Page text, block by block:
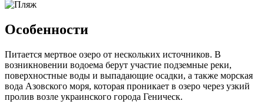
Особенности
Питается мертвое озеро от нескольких источников. В
возникновении водоема берут участие подземные реки,
поверхностные воды и выпадающие осадки, а также морская
вода Азовского моря, которая проникает в озеро через узкий
пролив возле украинского города Геническ.